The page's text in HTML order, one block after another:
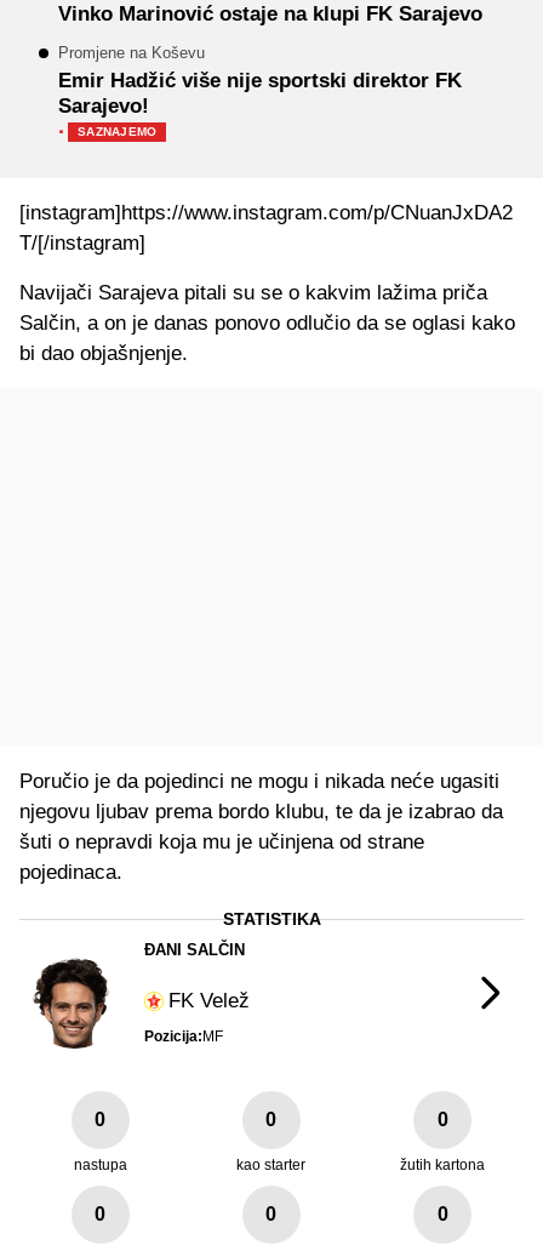
Vinko Marinović ostaje na klupi FK Sarajevo
Promjene na Koševu
Emir Hadžić više nije sportski direktor FK
Sarajevo!
· SAZNAJEMO
[instagram]https://www.instagram.com/p/CNuanJxDA2
T/[/instagram]
Navijači Sarajeva pitali su se o kakvim lažima priča
Salčin, a on je danas ponovo odlučio da se oglasi kako
bi dao objašnjenje.
Poručio je da pojedinci ne mogu i nikada neće ugasiti
njegovu ljubav prema bordo klubu, te da je izabrao da
šuti o nepravdi koja mu je učinjena od strane
pojedinaca.
ĐANI SALČIN
FK Velež
Pozicija: MF
STATISTIKA
0
nastupa
0
kao starter
0
žutih kartona
0 0 0